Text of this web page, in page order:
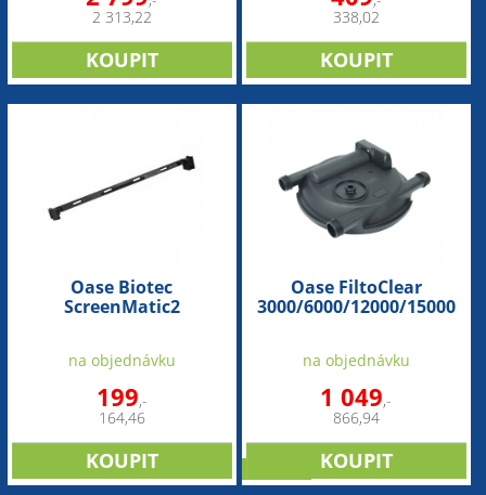
2 313,22
338,02
Oase Biotec
ScreenMatic2
na objednávku
199,-
164,46
Oase FiltoClear
3000/6000/12000/15000
na objednávku
1 049,-
866,94